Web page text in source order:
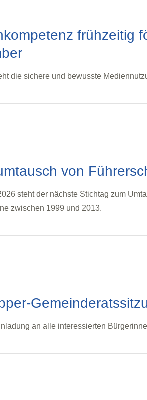
frühzeitig
die sichere und bewusste
von
steht der nächste Stichtag zum
zwischen 1999 und 2013.
an alle interessierten